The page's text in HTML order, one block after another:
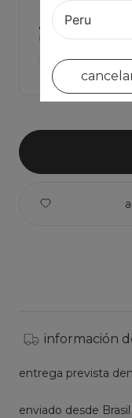
¿tienes dudas
Haz click para ver Las
ver
información
entrega prevista
enviado desde Brasil